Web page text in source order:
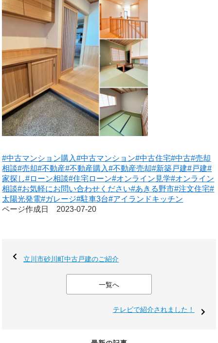
#中古マンション購入#中古マンション#中古住宅#中古#売却
相談#売却#不動産#不動産購入#不動産売却#新築戸建#戸建#
家探し#ローン相談#住宅ローン#オンライン見学#オンライン
相談#お気軽にお問い合わせください#あきる野市#注文住宅#
太陽光発電#ガレージ#駐車3台#アイランドキッチン
ページ作成日 2023-07-20
立川市砂川町中古戸建のご紹介
一覧へ
テレビで紹介されました！